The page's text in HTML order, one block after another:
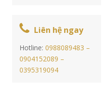
Liên hệ ngay
Hotline:0988089483 –
0904152089 –
0395319094